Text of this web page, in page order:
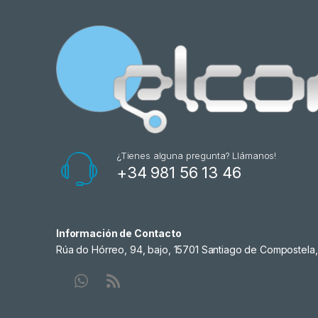
¿Tienes alguna pregunta? Llámanos!
+34 981 56 13 46
Información de Contacto
Rúa do Hórreo, 94, bajo, 15701 Santiago de